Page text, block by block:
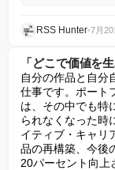
RSS Hunter•7月20
「どこで価値を
自分の作品と自分
仕事です。ポート
は、その中でも特
られなくなった時
イティブ・キャリ
品の再構築、今後
20パーセント向上